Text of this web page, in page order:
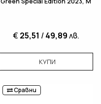
€ 25,51 /49,89лв.
КУПИ
Сравни